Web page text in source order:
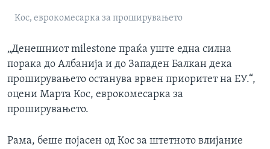
Кос, еврокомесарка за проширувањето
„Денешниот milestone праќа уште една силна
порака до Албанија и до Западен Балкан дека
проширувањето останува врвен приоритет на ЕУ.“,
оцени Марта Кос, еврокомесарка за
проширувањето.
Рама, беше појасен од Кос за штетното влијание